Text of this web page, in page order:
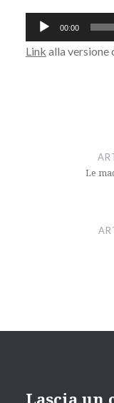
Audio
Player
00:00
Link alla versione
Le